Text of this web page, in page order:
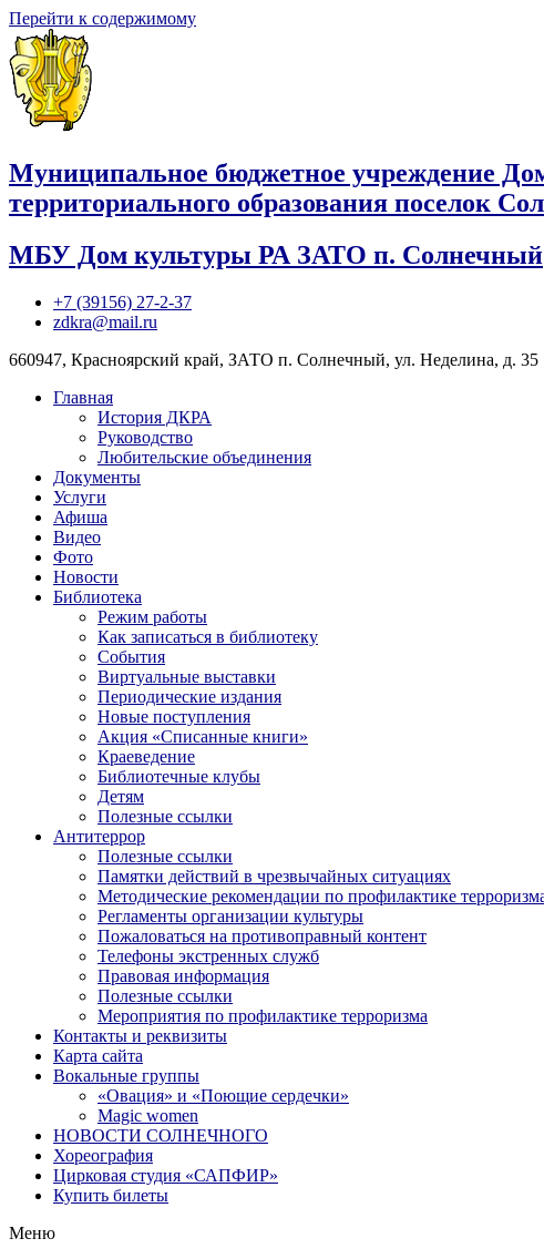
Перейти к содержимому
Муниципальное бюджетное учреждение
территориального образования поселок
МБУ Дом культуры РА ЗАТО п. Солнечный
+7 (39156) 27-2-37
zdkra@mail.ru
660947, Красноярский край, ЗАТО п. Солнечный, ул. Неделина, д. 35
Главная
История ДКРА
Руководство
Любительские объединения
Документы
Услуги
Афиша
Видео
Фото
Новости
Библиотека
Режим работы
Как записаться в библиотеку
События
Виртуальные выставки
Периодические издания
Новые поступления
Акция «Списанные книги»
Краеведение
Библиотечные клубы
Детям
Полезные ссылки
Антитеррор
Полезные ссылки
Памятки действий в чрезвычайных ситуациях
Методические рекомендации по профилактике
Регламенты организации культуры
Пожаловаться на противоправный контент
Телефоны экстренных служб
Правовая информация
Полезные ссылки
Мероприятия по профилактике терроризма
Контакты и реквизиты
Карта сайта
Вокальные группы
«Овация» и «Поющие сердечки»
Magic women
НОВОСТИ СОЛНЕЧНОГО
Хореография
Цирковая студия «САПФИР»
Купить билеты
Меню